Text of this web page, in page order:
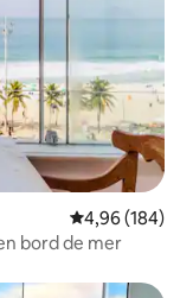
Note
4,96 (184)
bord de mer